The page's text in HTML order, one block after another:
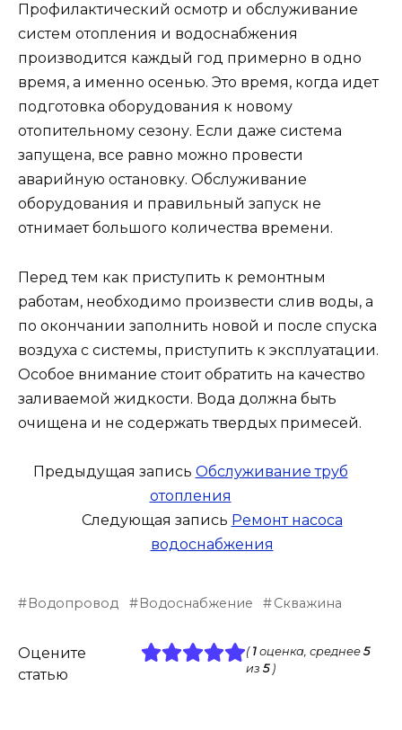
Профилактический осмотр и обслуживание
систем отопления и водоснабжения
производится каждый год примерно в одно
время, а именно осенью. Это время, когда идет
подготовка оборудования к новому
отопительному сезону. Если даже система
запущена, все равно можно провести
аварийную остановку. Обслуживание
оборудования и правильный запуск не
отнимает большого количества времени.
Перед тем как приступить к ремонтным
работам, необходимо произвести слив воды, а
по окончании заполнить новой и после спуска
воздуха с системы, приступить к эксплуатации.
Особое внимание стоит обратить на качество
заливаемой жидкости. Вода должна быть
очищена и не содержать твердых примесей.
Предыдущая запись Обслуживание труб
отопления
Следующая запись Ремонт насоса
водоснабжения
Водопровод Водоснабжение Скважина
Оцените
статью
( 1оценка, среднее 5
из 5)